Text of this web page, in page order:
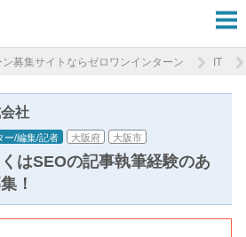
募集サイトならゼロワンインターン IT
社
ー/編集/記者 大阪府 大阪市
はSEOの記事執筆経験のあ
！